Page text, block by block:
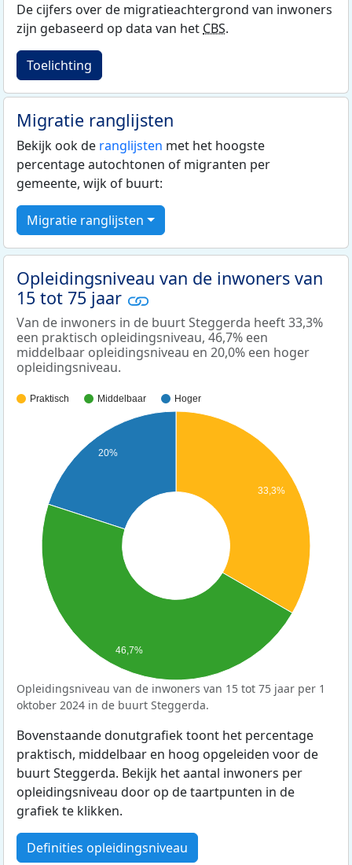
De cijfers over de migratieachtergrond van inwoners
zijn gebaseerd op data van het CBS.
Toelichting
Migratie ranglijsten
Bekijk ook de ranglijsten met het hoogste
percentage autochtonen of migranten per
gemeente, wijk of buurt:
Migratie ranglijsten
Opleidingsniveau van de inwoners van
15 tot 75 jaar
Van de inwoners in de buurt Steggerda heeft 33,3%
een praktisch opleidingsniveau, 46,7% een
middelbaar opleidingsniveau en 20,0% een hoger
opleidingsniveau.
Praktisch Middelbaar Hoger
33,3%
20%
46,7%
Opleidingsniveau van de inwoners van 15 tot 75 jaar per 1
oktober 2024 in de buurt Steggerda.
Bovenstaande donutgrafiek toont het percentage
praktisch, middelbaar en hoog opgeleiden voor de
buurt Steggerda. Bekijk het aantal inwoners per
opleidingsniveau door op de taartpunten in de
grafiek te klikken.
Definities opleidingsniveau